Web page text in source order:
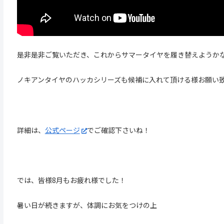
是非是非ご覧いただき、これからサマータイヤを履き替えようか
ノキアンタイヤのハッカシリーズも候補に入れて頂ける様お願い
詳細は、 公式ページ でご確認下さいね！
では、皆様8月もお疲れ様でした！
暑い日が続きますが、体調にお気をつけの上